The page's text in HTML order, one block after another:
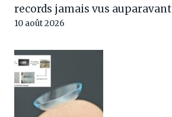
records jamais vus auparavant
10 août 2026